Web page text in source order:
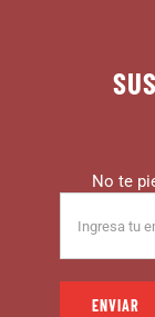
No te